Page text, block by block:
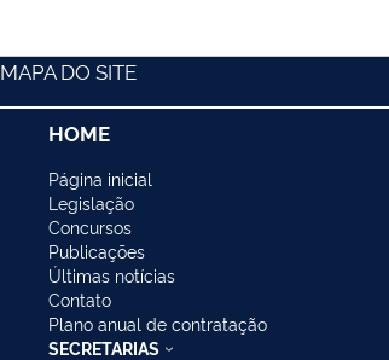
MAPA DO SITE
HOME
Página inicial
Legislação
Concursos
Publicações
Últimas notícias
Contato
Plano anual de contratação
SECRETARIAS